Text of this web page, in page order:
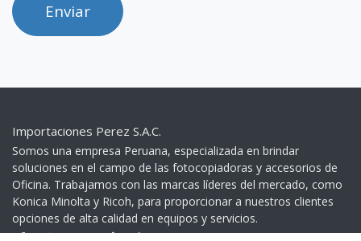
Enviar
Importaciones Perez S.A.C.
Somos una empresa Peruana, especializada en brindar
soluciones en el campo de las fotocopiadoras y accesorios de
Oficina. Trabajamos con las marcas líderes del mercado, como
Konica Minolta y Ricoh, para proporcionar a nuestros clientes
opciones de alta calidad en equipos y servicios.​